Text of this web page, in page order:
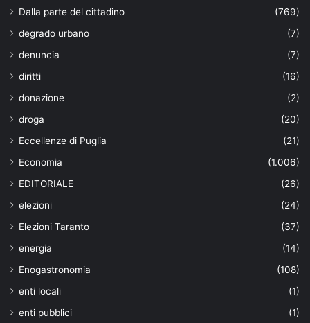
Dalla parte del cittadino
(769)
degrado urbano
(7)
denuncia
(7)
diritti
(16)
donazione
(2)
droga
(20)
Eccellenze di Puglia
(21)
Economia
(1.006)
EDITORIALE
(26)
elezioni
(24)
Elezioni Taranto
(37)
energia
(14)
Enogastronomia
(108)
enti locali
(1)
enti pubblici
(1)